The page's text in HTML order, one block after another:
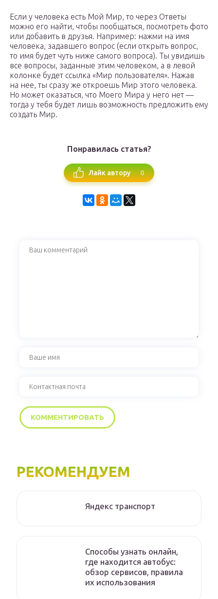
Если у человека есть Мой Мир, то через Ответы
можно его найти, чтобы пообщаться, посмотреть фото
или добавить в друзья. Например: нажми на имя
человека, задавшего вопрос (если открыть вопрос,
то имя будет чуть ниже самого вопроса). Ты увидишь
все вопросы, заданные этим человеком, а в левой
колонке будет ссылка «Мир пользователя». Нажав
на нее, ты сразу же откроешь Мир этого человека.
Но может оказаться, что Моего Мира у него нет —
тогда у тебя будет лишь возможность предложить ему
создать Мир.
Понравилась статья?
Лайк автору 0
РЕКОМЕНДУЕМ
Яндекс транспорт
Способы узнать онлайн,
где находится автобус:
обзор сервисов, правила
их использования